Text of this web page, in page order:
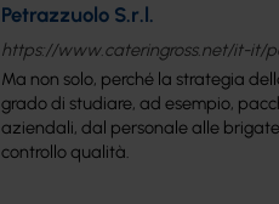
Petrazzuolo S.r.l.
https://www.cateringross.net/it-it/
Ma non solo, perché la strategia
grado di studiare, ad esempio,
aziendali, dal personale alle
controllo qualità.